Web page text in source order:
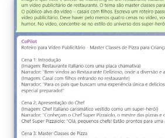
Assinatura
Configurações
Widget de colaborador
Bitrix24 Messenger
Bitrix24 On-premise